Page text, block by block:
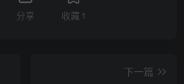
分享 收藏 1
下一篇